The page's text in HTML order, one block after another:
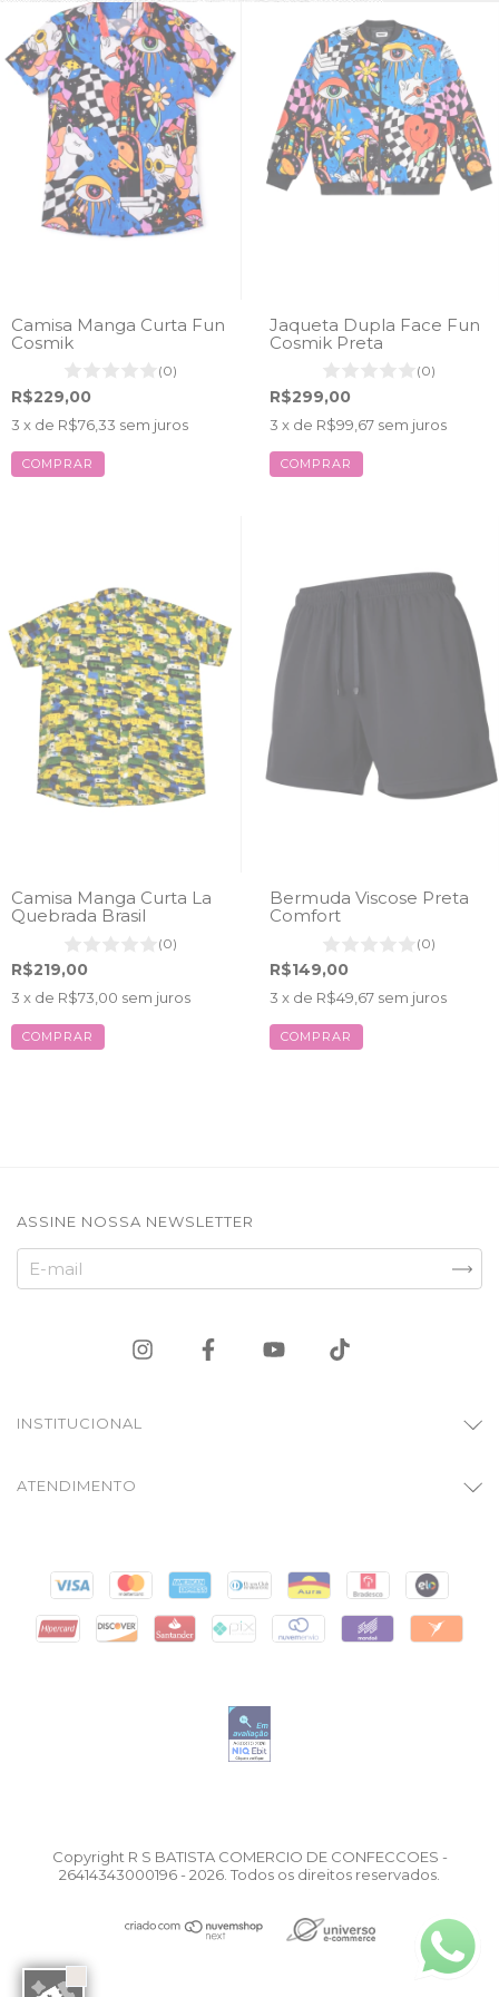
Camisa Manga Curta Fun
Cosmik
(0)
R$229,00
3 x de R$76,33 sem juros
COMPRAR
Jaqueta Dupla Face Fun
Cosmik Preta
(0)
R$299,00
3 x de R$99,67 sem juros
COMPRAR
Camisa Manga Curta La
Quebrada Brasil
(0)
R$219,00
3 x de R$73,00 sem juros
COMPRAR
Bermuda Viscose Preta
Comfort
(0)
R$149,00
3 x de R$49,67 sem juros
COMPRAR
ASSINE NOSSA NEWSLETTER
INSTITUCIONAL
ATENDIMENTO
Copyright R S BATISTA COMERCIO DE CONFECCOES -
26414343000196 - 2026. Todos os direitos reservados.